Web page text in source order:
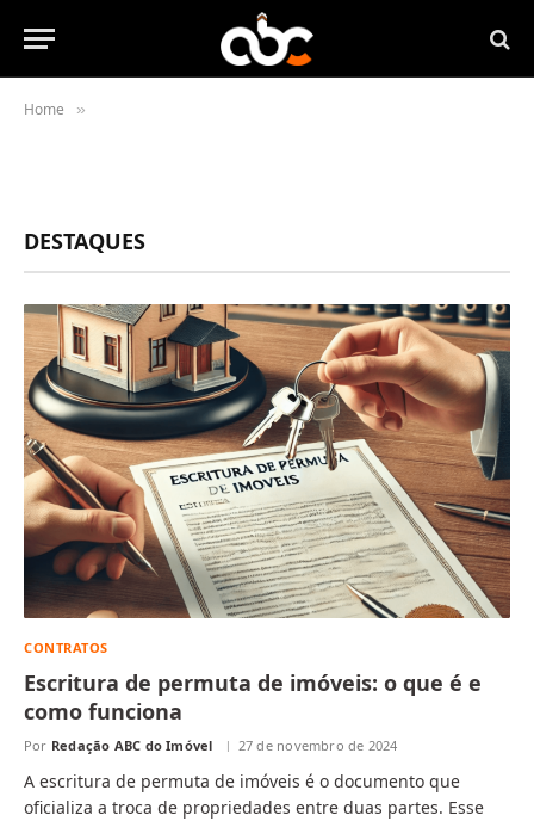
Home »
DESTAQUES
CONTRATOS
Escritura de permuta de imóveis: o que é e
como funciona
Por Redação ABC do Imóvel 27 de novembro de 2024
A escritura de permuta de imóveis é o documento que
oficializa a troca de propriedades entre duas partes. Esse